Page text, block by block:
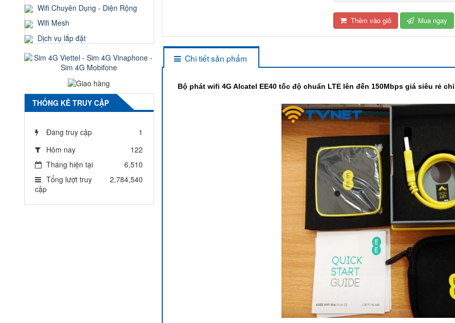
Thêm vào giỏ Mua ngay
Chi tiết sản phẩm
Bộ phát wifi 4G Alcatel EE40 tốc độ chuẩn LTE lên đến 150Mbps giá siêu rẻ chỉ
Wifi Chuyên Dụng - Diện Rộng
Wifi Mesh
Dịch vụ lắp đặt
THỐNG KÊ TRUY CẬP
Đang truy cập
1
Hôm nay
122
Tháng hiện tại
6,510
Tổng lượt truy
cập
2,784,540